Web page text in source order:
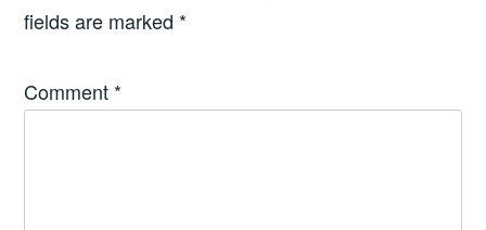
fields are marked *
Comment *